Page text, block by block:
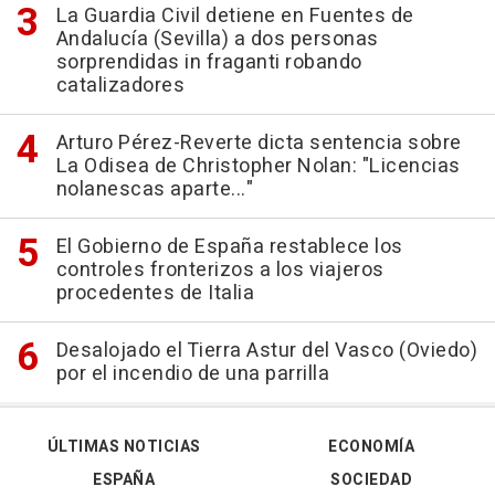
La Guardia Civil detiene en Fuentes de
Andalucía (Sevilla) a dos personas
sorprendidas in fraganti robando
catalizadores
Arturo Pérez-Reverte dicta sentencia sobre
La Odisea de Christopher Nolan: "Licencias
nolanescas aparte..."
El Gobierno de España restablece los
controles fronterizos a los viajeros
procedentes de Italia
Desalojado el Tierra Astur del Vasco (Oviedo)
por el incendio de una parrilla
ÚLTIMAS NOTICIAS
ESPAÑA
ECONOMÍA
SOCIEDAD